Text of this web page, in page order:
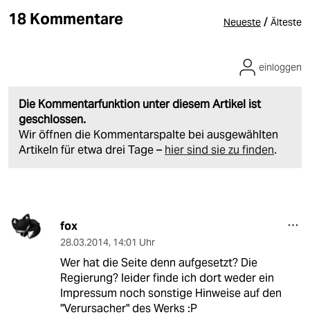
18 Kommentare Neueste / Älteste
Die Kommentarfunktion unter diesem Artikel ist
geschlossen.
Wir öffnen die Kommentarspalte bei ausgewählten
Artikeln für etwa drei Tage – hier sind sie zu finden.
einloggen
fox
28.03.2014, 14:01 Uhr
Wer hat die Seite denn aufgesetzt? Die
Regierung? leider finde ich dort weder ein
Impressum noch sonstige Hinweise auf den
"Verursacher" des Werks :P